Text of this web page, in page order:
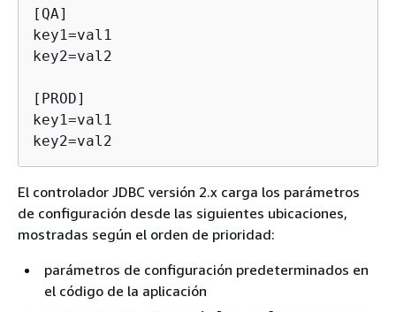
[QA]
key1=val1
key2=val2
[PROD]
key1=val1
El controlador JDBC versión 2.x carga los parámetros
de configuración desde las siguientes ubicaciones,
mostradas según el orden de prioridad:
parámetros de configuración predeterminados en
el código de la aplicación